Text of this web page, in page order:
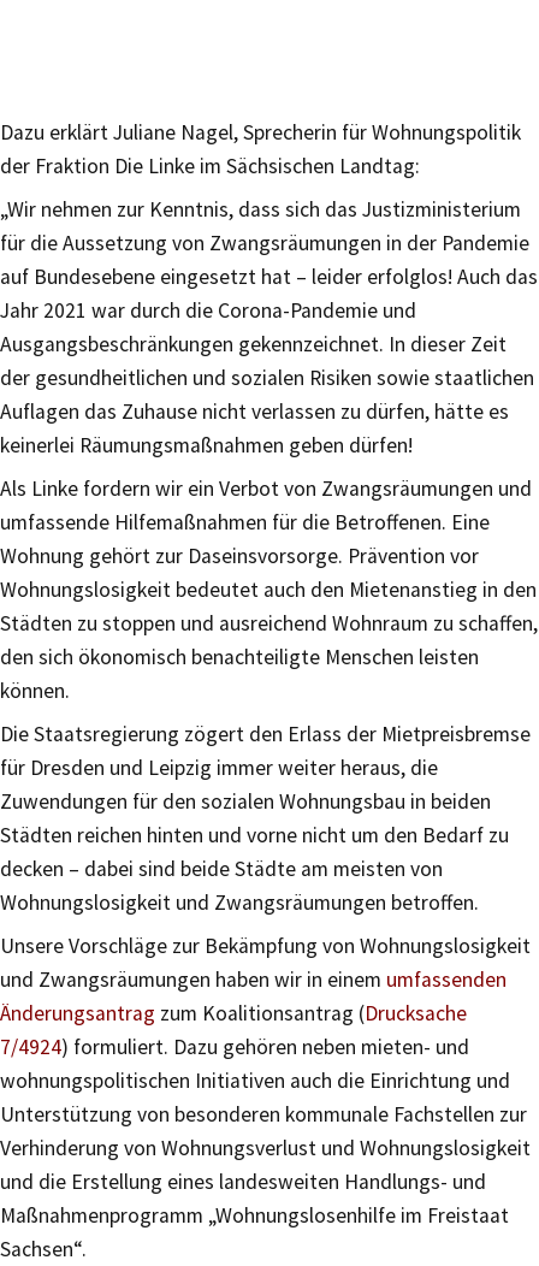
Dazu erklärt Juliane Nagel, Sprecherin für Wohnungspolitik
der Fraktion Die Linke im Sächsischen Landtag:
„Wir nehmen zur Kenntnis, dass sich das Justizministerium
für die Aussetzung von Zwangsräumungen in der Pandemie
auf Bundesebene eingesetzt hat – leider erfolglos! Auch das
Jahr 2021 war durch die Corona-Pandemie und
Ausgangsbeschränkungen gekennzeichnet. In dieser Zeit
der gesundheitlichen und sozialen Risiken sowie staatlichen
Auflagen das Zuhause nicht verlassen zu dürfen, hätte es
keinerlei Räumungsmaßnahmen geben dürfen!
Als Linke fordern wir ein Verbot von Zwangsräumungen und
umfassende Hilfemaßnahmen für die Betroffenen. Eine
Wohnung gehört zur Daseinsvorsorge. Prävention vor
Wohnungslosigkeit bedeutet auch den Mietenanstieg in den
Städten zu stoppen und ausreichend Wohnraum zu schaffen,
den sich ökonomisch benachteiligte Menschen leisten
können.
Die Staatsregierung zögert den Erlass der Mietpreisbremse
für Dresden und Leipzig immer weiter heraus, die
Zuwendungen für den sozialen Wohnungsbau in beiden
Städten reichen hinten und vorne nicht um den Bedarf zu
decken – dabei sind beide Städte am meisten von
Wohnungslosigkeit und Zwangsräumungen betroffen.
Unsere Vorschläge zur Bekämpfung von Wohnungslosigkeit
und Zwangsräumungen haben wir in einem umfassenden
Änderungsantrag zum Koalitionsantrag (Drucksache
7/4924) formuliert. Dazu gehören neben mieten- und
wohnungspolitischen Initiativen auch die Einrichtung und
Unterstützung von besonderen kommunale Fachstellen zur
Verhinderung von Wohnungsverlust und Wohnungslosigkeit
und die Erstellung eines landesweiten Handlungs- und
Maßnahmenprogramm „Wohnungslosenhilfe im Freistaat
Sachsen“.